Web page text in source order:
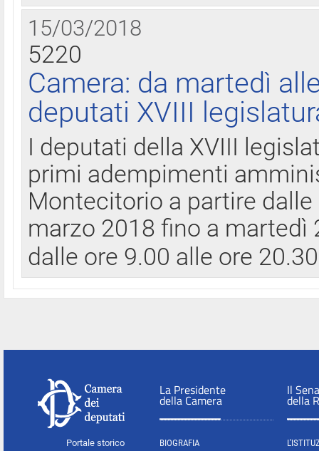
15/03/2018
5220
Camera: da martedì
deputati XVIII
I deputati della XVIII
primi adempimenti
Montecitorio a partire
marzo 2018 fino a
dalle ore 9.00 alle ore
Portale storico
La Presidente
della Camera
BIOGRAFIA
Il
della